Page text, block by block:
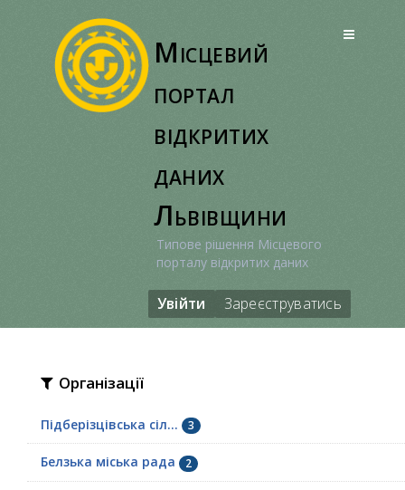
Місцевий
портал
відкритих
даних
Львівщини
Типове рішення Місцевого
порталу відкритих даних
Увійти Зареєструватись
Організації
Підберізцівська сіл... 3
Белзька міська рада 2